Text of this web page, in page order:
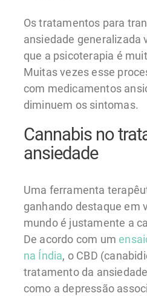
Os tratamentos para
ansiedade generalizada
que a psicoterapia é
Muitas vezes esse
com medicamentos
diminuem os sintomas.
Cannabis no
ansiedade
Uma ferramenta
ganhando destaque em
mundo é justamente a
De acordo com um
na Índia, o CBD
tratamento da
como a depressão